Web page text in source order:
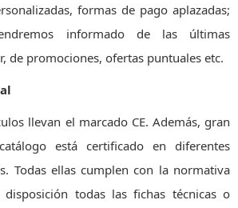
formas de pago aplazadas;
informado de las últimas
de promociones, ofertas puntuales etc.
llevan el marcado CE. Además, gran
está certificado en diferentes
Todas ellas cumplen con la normativa
todas las fichas técnicas o